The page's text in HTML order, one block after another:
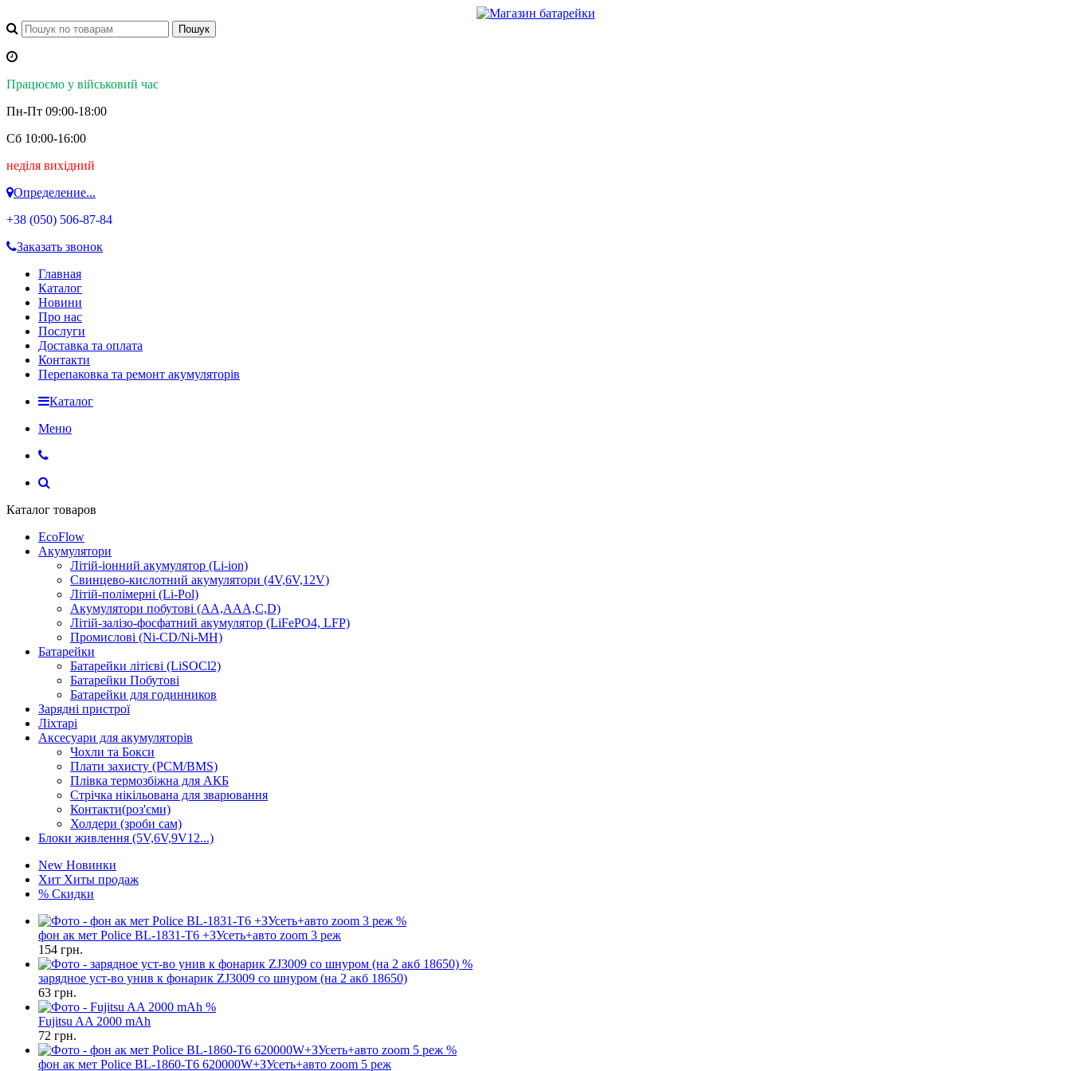
Працюємо у військовий час
Пн-Пт 09:00-18:00
Сб 10:00-16:00
неділя вихідний
Определение...
+38 (050) 506-87-84
Заказать звонок
Главная
Каталог
Новини
Про нас
Послуги
Доставка та оплата
Контакти
Перепаковка та ремонт акумуляторів
Каталог
Меню
Каталог товаров
EcoFlow
Акумулятори
Літій-іонний акумулятор (Li-ion)
Свинцево-кислотний акумулятори (4V,6V,12V)
Літій-полімерні (Li-Pol)
Акумулятори побутові (AA,AAA,C,D)
Літій-залізо-фосфатний акумулятор (LiFePO4, LFP)
Промислові (Ni-CD/Ni-MH)
Батарейки
Батарейки літієві (LiSOCl2)
Батарейки Побутові
Батарейки для годинников
Зарядні пристрої
Ліхтарі
Аксесуари для акумуляторів
Чохли та Бокси
Плати захисту (PCM/BMS)
Плівка термозбіжна для АКБ
Стрічка нікільована для зварювання
Контакти(роз'єми)
Холдери (зроби сам)
Блоки живлення (5V,6V,9V12...)
New Новинки
Хит Хиты продаж
% Скидки
%
фон ак мет Police BL-1831-T6 +ЗУсеть+авто zoom 3 реж
154 грн.
%
зарядное уст-во унив к фонарик ZJ3009 со шнуром (на 2 акб 18650)
63 грн.
%
Fujitsu AA 2000 mAh
72 грн.
%
фон ак мет Police BL-1860-T6 620000W+ЗУсеть+авто zoom 5 реж